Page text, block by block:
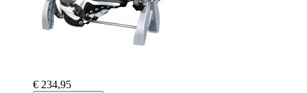
€ 234,95